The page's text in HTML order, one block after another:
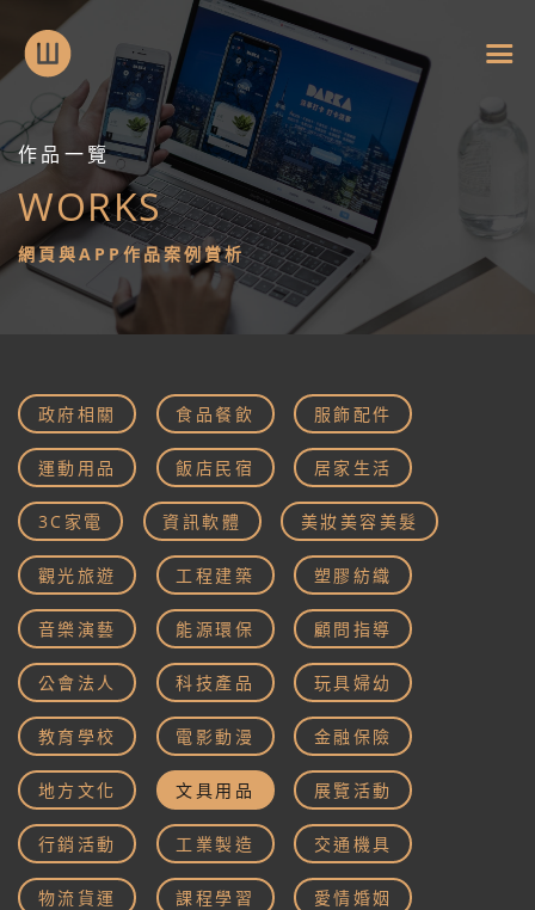
作品一覽
WORKS
作
品
覽
Works
網頁與APP作品案例賞析
政府相關 食品餐飲 服飾配件
運動用品 飯店民宿 居家生活
3C家電 資訊軟體 美妝美容美髮
觀光旅遊 工程建築 塑膠紡織
音樂演藝 能源環保 顧問指導
公會法人 科技產品 玩具婦幼
教育學校 電影動漫 金融保險
地方文化 文具用品 展覽活動
行銷活動 工業製造 交通機具
物流貨運 課程學習 愛情婚姻